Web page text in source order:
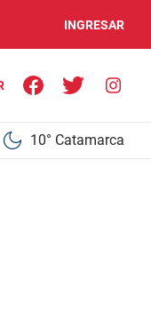
INGRESAR
10° Catamarca